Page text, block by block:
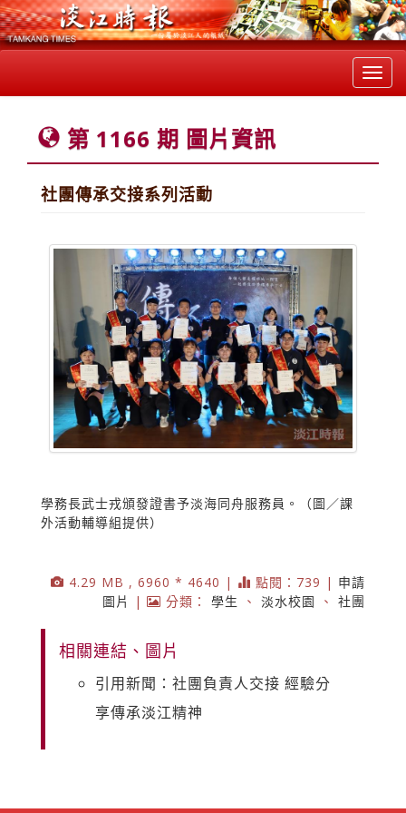
第 1166 期 圖片資訊
社團傳承交接系列活動
學務長武士戎頒發證書予淡海同舟服務員。（圖／課
外活動輔導組提供）
4.29 MB , 6960 * 4640 | 點閱：739 | 申請
圖片
| 分類： 學生 、 淡水校園 、 社團
相關連結、圖片
引用新聞：社團負責人交接 經驗分
享傳承淡江精神